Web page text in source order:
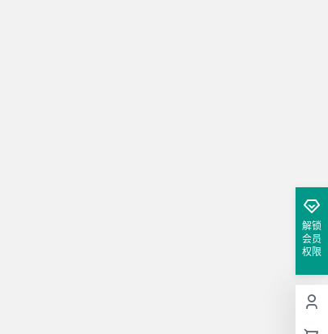
解锁
会员
权限